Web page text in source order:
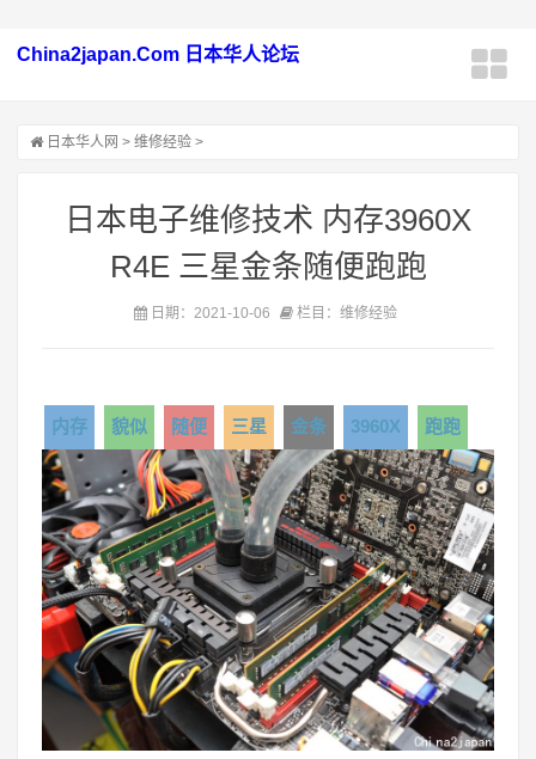
China2japan.Com 日本华人论坛
日本华人网 > 维修经验 >
日本电子维修技术 内存3960X
R4E 三星金条随便跑跑
日期：2021-10-06 栏目：维修经验
内存 貌似 随便 三星 金条 3960X 跑跑